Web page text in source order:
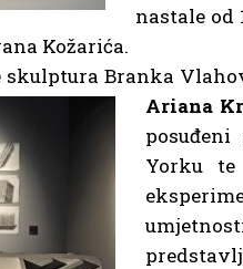
nastale od
Kožarića.
skulptura Branka
Ariana
Yorku te